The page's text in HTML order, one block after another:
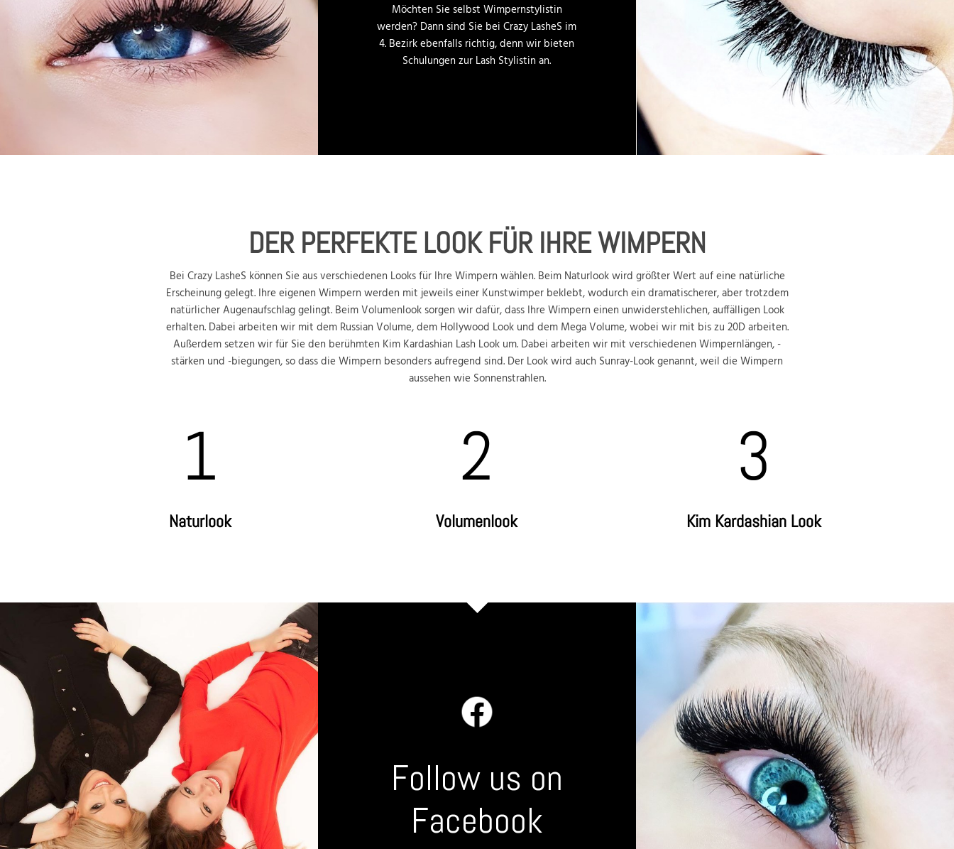
Möchten Sie selbst Wimpernstylistin
werden? Dann sind Sie bei Crazy LasheS im
4. Bezirk ebenfalls richtig, denn wir bieten
Schulungen zur Lash Stylistin an.
DER PERFEKTE LOOK FÜR IHRE WIMPERN
Bei Crazy LasheS können Sie aus verschiedenen Looks für Ihre Wimpern wählen. Beim Naturlook wird größter Wert auf eine natürliche
Erscheinung gelegt. Ihre eigenen Wimpern werden mit jeweils einer Kunstwimper beklebt, wodurch ein dramatischerer, aber trotzdem
natürlicher Augenaufschlag gelingt. Beim Volumenlook sorgen wir dafür, dass Ihre Wimpern einen unwiderstehlichen, auffälligen Look
erhalten. Dabei arbeiten wir mit dem Russian Volume, dem Hollywood Look und dem Mega Volume, wobei wir mit bis zu 20D arbeiten.
Außerdem setzen wir für Sie den berühmten Kim Kardashian Lash Look um. Dabei arbeiten wir mit verschiedenen Wimpernlängen, -
stärken und -biegungen, so dass die Wimpern besonders aufregend sind. Der Look wird auch Sunray-Look genannt, weil die Wimpern
aussehen wie Sonnenstrahlen.
1
Naturlook
2
Volumenlook
3
Kim Kardashian Look
Follow us on
Facebook